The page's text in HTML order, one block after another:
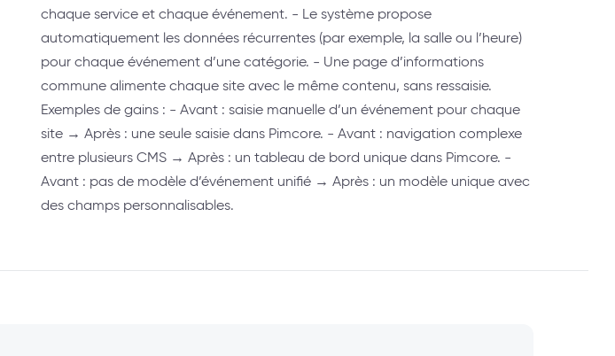
chaque service et chaque événement. - Le système propose
automatiquement les données récurrentes (par exemple, la salle ou l’heure)
pour chaque événement d’une catégorie. - Une page d’informations
commune alimente chaque site avec le même contenu, sans ressaisie.
Exemples de gains : - Avant : saisie manuelle d’un événement pour chaque
site → Après : une seule saisie dans Pimcore. - Avant : navigation complexe
entre plusieurs CMS → Après : un tableau de bord unique dans Pimcore. -
Avant : pas de modèle d’événement unifié → Après : un modèle unique avec
des champs personnalisables.